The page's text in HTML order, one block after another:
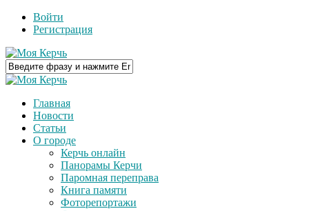
Войти
Регистрация
Главная
Новости
Статьи
О городе
Керчь онлайн
Панорамы Керчи
Паромная переправа
Книга памяти
Фоторепортажи